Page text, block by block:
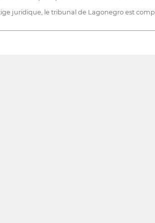
juridique, le tribunal de Lagonegro est